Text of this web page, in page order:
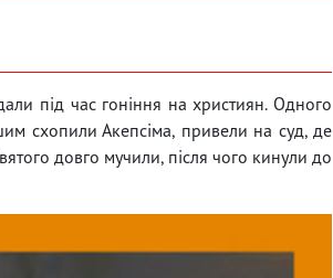
під час гоніння на християн. Одного
схопили Акепсіма, привели на суд, де
довго мучили, після чого кинули до